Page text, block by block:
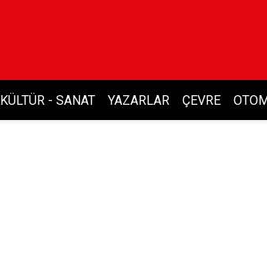
KÜLTÜR - SANAT YAZARLAR ÇEVRE